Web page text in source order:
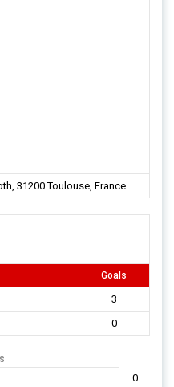
31200 Toulouse, France
Goals
3
0
0